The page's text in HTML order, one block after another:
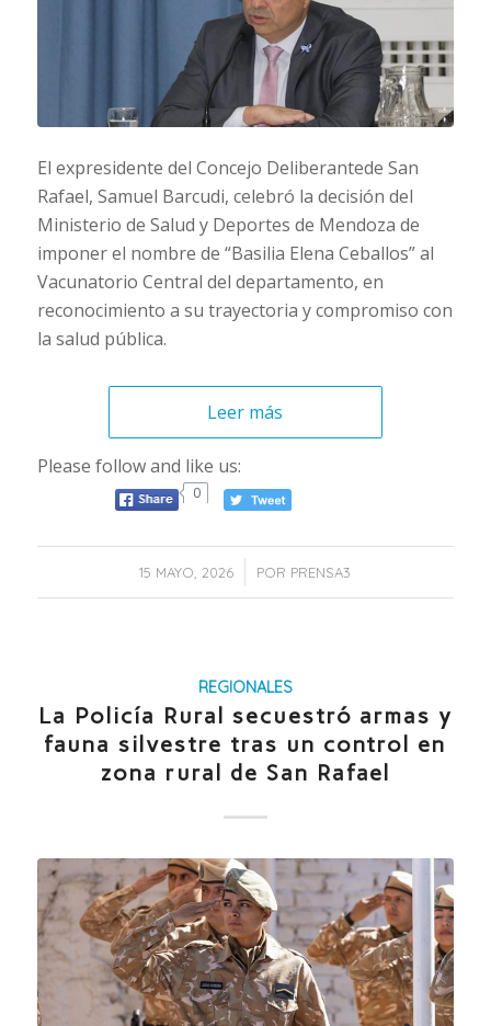
El expresidente del Concejo Deliberantede San
Rafael, Samuel Barcudi, celebró la decisión del
Ministerio de Salud y Deportes de Mendoza de
imponer el nombre de “Basilia Elena Ceballos” al
Vacunatorio Central del departamento, en
reconocimiento a su trayectoria y compromiso con
la salud pública.
Leer más
Please follow and like us:
0
15 MAYO, 2026
/ POR PRENSA3
REGIONALES
La Policía Rural secuestró armas y
fauna silvestre tras un control en
zona rural de San Rafael